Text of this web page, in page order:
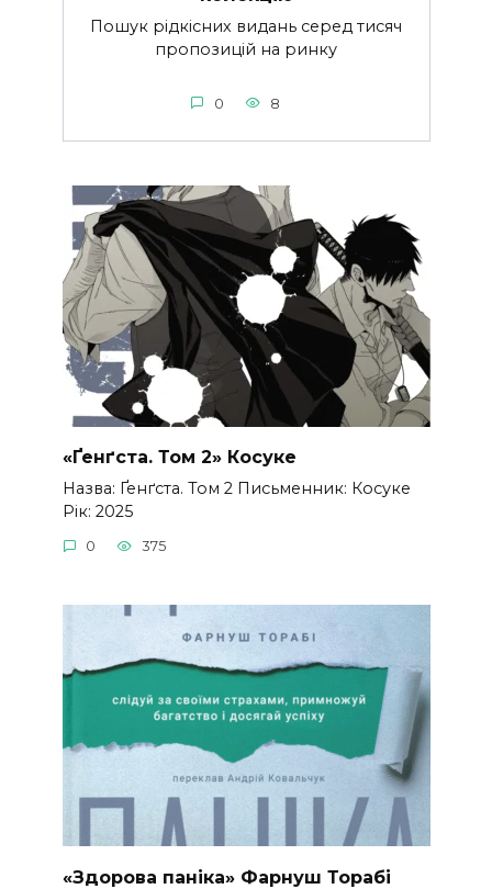
Пошук рідкісних видань серед тисяч
пропозицій на ринку
0 8
«Ґенґста. Том 2» Косуке
Назва: Ґенґста. Том 2 Письменник: Косуке
Рік: 2025
0 375
«Здорова паніка» Фарнуш Торабі